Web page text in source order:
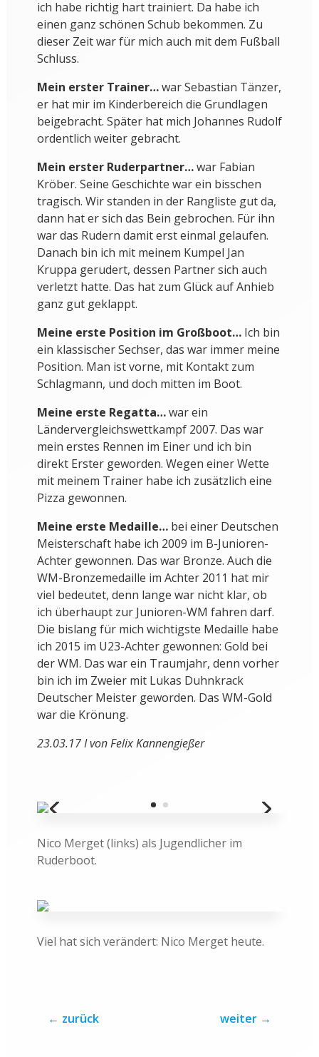
ich habe richtig hart trainiert. Da habe ich
einen ganz schönen Schub bekommen. Zu
dieser Zeit war für mich auch mit dem Fußball
Schluss.
Mein erster Trainer…war Sebastian Tänzer,
er hat mir im Kinderbereich die Grundlagen
beigebracht. Später hat mich Johannes Rudolf
ordentlich weiter gebracht.
Mein erster Ruderpartner…war Fabian
Kröber. Seine Geschichte war ein bisschen
tragisch. Wir standen in der Rangliste gut da,
dann hat er sich das Bein gebrochen. Für ihn
war das Rudern damit erst einmal gelaufen.
Danach bin ich mit meinem Kumpel Jan
Kruppa gerudert, dessen Partner sich auch
verletzt hatte. Das hat zum Glück auf Anhieb
ganz gut geklappt.
Meine erste Position im Großboot…Ich bin
ein klassischer Sechser, das war immer meine
Position. Man ist vorne, mit Kontakt zum
Schlagmann, und doch mitten im Boot.
Meine erste Regatta…war ein
Ländervergleichswettkampf 2007. Das war
mein erstes Rennen im Einer und ich bin
direkt Erster geworden. Wegen einer Wette
mit meinem Trainer habe ich zusätzlich eine
Pizza gewonnen.
Meine erste Medaille…bei einer Deutschen
Meisterschaft habe ich 2009 im B-Junioren-
Achter gewonnen. Das war Bronze. Auch die
WM-Bronzemedaille im Achter 2011 hat mir
viel bedeutet, denn lange war nicht klar, ob
ich überhaupt zur Junioren-WM fahren darf.
Die bislang für mich wichtigste Medaille habe
ich 2015 im U23-Achter gewonnen: Gold bei
der WM. Das war ein Traumjahr, denn vorher
bin ich im Zweier mit Lukas Duhnkrack
Deutscher Meister geworden. Das WM-Gold
war die Krönung.
23.03.17 I von Felix Kannengießer
Nico Merget (links) als Jugendlicher im
Ruderboot.
Viel hat sich verändert: Nico Merget heute.
← zurück weiter →